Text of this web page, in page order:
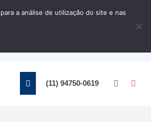
Contato
(11) 94750-0619
a análise de utilização do site e nas